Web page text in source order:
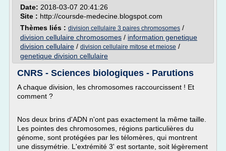
Date: 2018-03-07 20:41:26
Site : http://coursde-medecine.blogspot.com
Thèmes liés : division cellulaire 3 paires chromosomes /
division cellulaire chromosomes / information genetique
division cellulaire / division cellulaire mitose et meiose /
genetique division cellulaire
CNRS - Sciences biologiques - Parutions
A chaque division, les chromosomes raccourcissent ! Et
comment ?
Nos deux brins d'ADN n'ont pas exactement la même taille.
Les pointes des chromosomes, régions particulières du
génome, sont protégées par les télomères, qui montrent
une dissymétrie. L'extrémité 3' est sortante, soit légèrement